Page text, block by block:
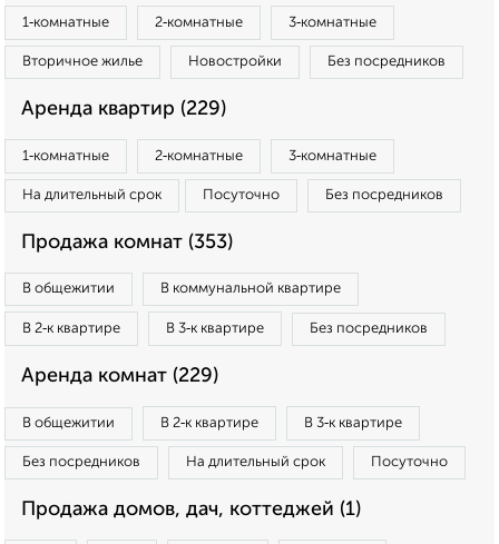
1‑комнатные 2‑комнатные 3‑комнатные
Вторичное жилье Новостройки Без посредников
Аренда квартир (229)
1‑комнатные 2‑комнатные 3‑комнатные
На длительный срок Посуточно Без посредников
Продажа комнат (353)
В общежитии В коммунальной квартире
В 2‑к квартире В 3‑к квартире Без посредников
Аренда комнат (229)
В общежитии В 2‑к квартире В 3‑к квартире
Без посредников На длительный срок Посуточно
Продажа домов, дач, коттеджей (1)